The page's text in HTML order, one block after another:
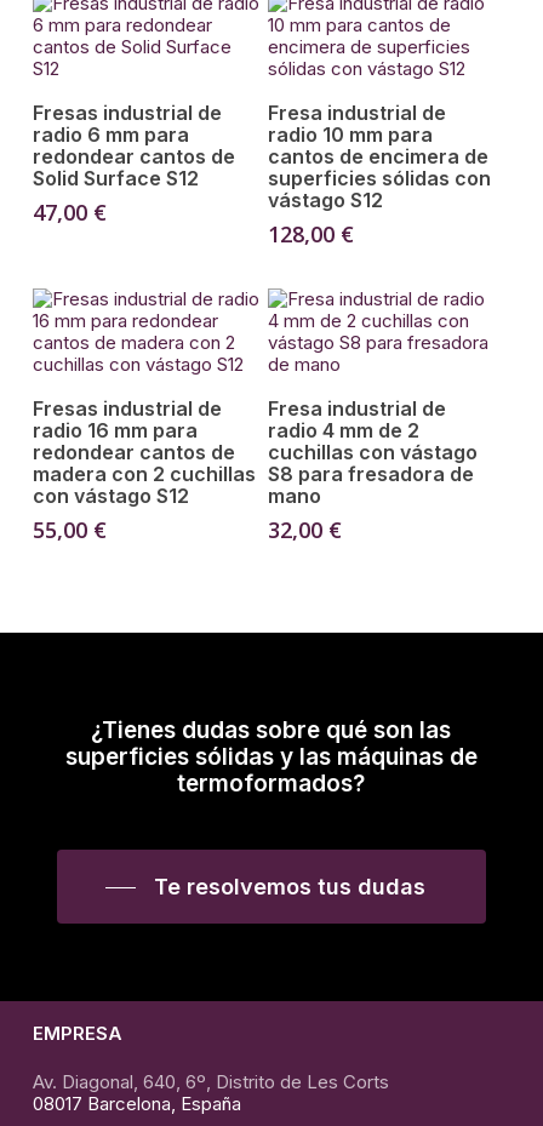
Añadir Al Carrito
Fresas industrial de
radio 6 mm para
redondear cantos de
Solid Surface S12
47,00 €
Añadir Al Carrito
Fresa industrial de
radio 10 mm para
cantos de encimera de
superficies sólidas con
vástago S12
128,00 €
Añadir Al Carrito
Fresas industrial de
radio 16 mm para
redondear cantos de
madera con 2 cuchillas
con vástago S12
55,00 €
Añadir Al Carrito
Fresa industrial de
radio 4 mm de 2
cuchillas con vástago
S8 para fresadora de
mano
32,00 €
¿Tienes dudas sobre qué son las
superficies sólidas y las máquinas de
termoformados?
Te resolvemos tus dudas
EMPRESA
Av. Diagonal, 640, 6º, Distrito de Les Corts
08017 Barcelona, España